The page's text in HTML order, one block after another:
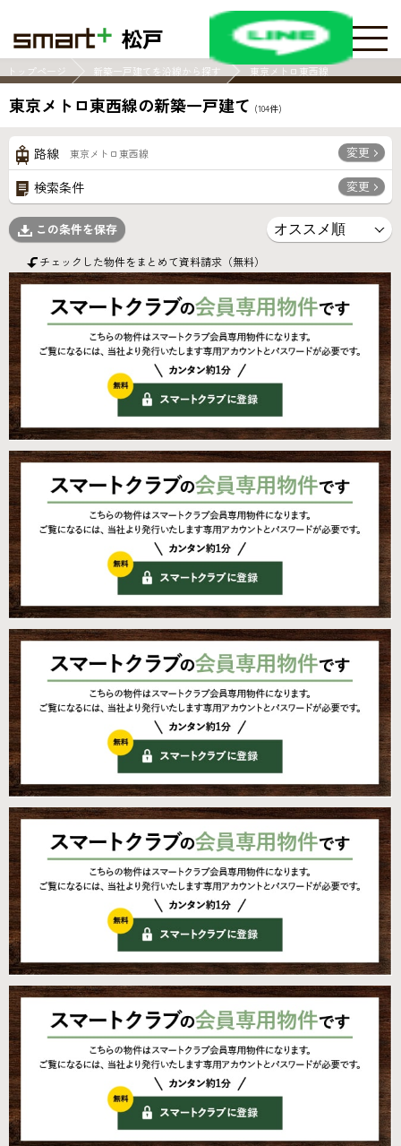
松戸
トップページ 新築一戸建てを沿線から探す 東京メトロ東西線
東京メトロ東西線の新築一戸建て (104件)
路線 東京メトロ東西線 変更
検索条件 変更
この条件を保存
チェックした物件をまとめて資料請求（無料）